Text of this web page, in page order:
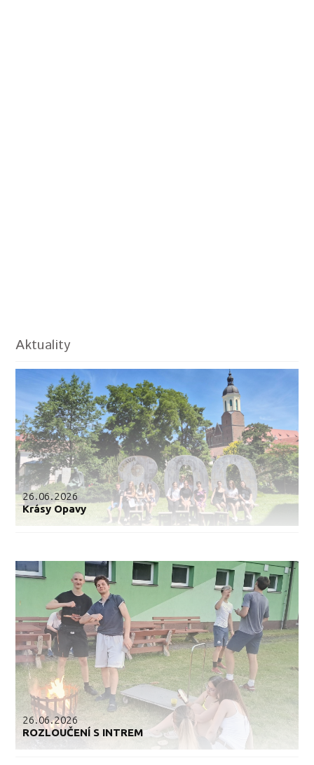
Aktuality
26.06.2026
Krásy Opavy
26.06.2026
ROZLOUČENÍ S INTREM